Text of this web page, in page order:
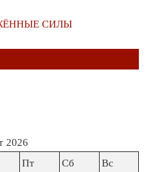
СИЛЫ
2026
Пт Сб Вс